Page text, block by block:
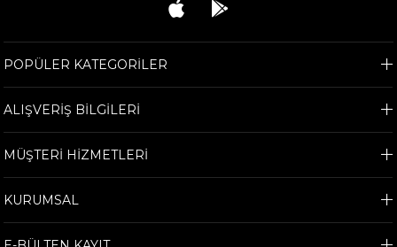
POPÜLER KATEGORİLER
ALIŞVERİŞ BİLGİLERİ
MÜŞTERİ HİZMETLERİ
KURUMSAL